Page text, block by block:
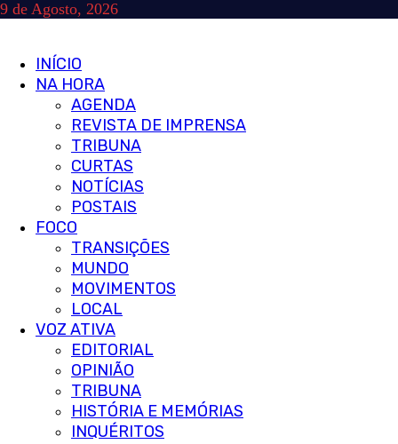
Skip
9 de Agosto, 2026
Primary
Menu
INÍCIO
NA HORA
AGENDA
REVISTA DE IMPRENSA
TRIBUNA
CURTAS
NOTÍCIAS
POSTAIS
FOCO
TRANSIÇÕES
MUNDO
MOVIMENTOS
LOCAL
VOZ ATIVA
EDITORIAL
OPINIÃO
TRIBUNA
HISTÓRIA E MEMÓRIAS
INQUÉRITOS